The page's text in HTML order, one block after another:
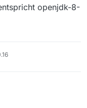
alternatives --config
für die
um die aktuelle
gibt es
openjdk-8-